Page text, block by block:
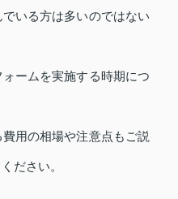
いる方は多いのではない
ームを実施する時期につ
用の相場や注意点もご説
ださい。